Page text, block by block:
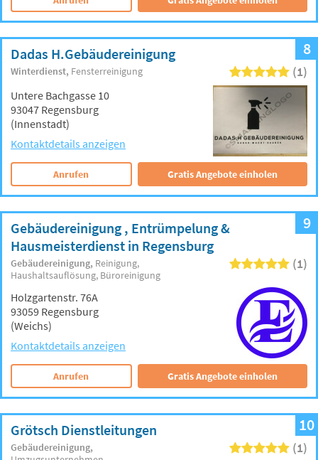
8
Dadas H.Gebäudereinigung
Winterdienst Fensterreinigung (1)
Untere Bachgasse 10
93047 Regensburg
(Innenstadt)
Kontaktdetails anzeigen
Anrufen Gratis Angebote einholen
9
Gebäudereinigung , Entrümpelung &
Hausmeisterdienst in Regensburg
Gebäudereinigung Reinigung
Haushaltsauflösung Büroreinigung
(1)
Holzgartenstr. 76A
93059 Regensburg
(Weichs)
Kontaktdetails anzeigen
Anrufen Gratis Angebote einholen
10
Grötsch Dienstleitungen
Gebäudereinigung
(1)